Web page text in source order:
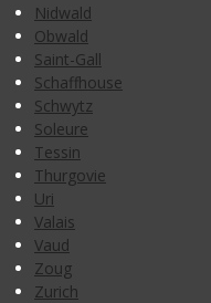
Nidwald
Obwald
Saint-Gall
Schaffhouse
Schwytz
Soleure
Tessin
Thurgovie
Uri
Valais
Vaud
Zoug
Zurich